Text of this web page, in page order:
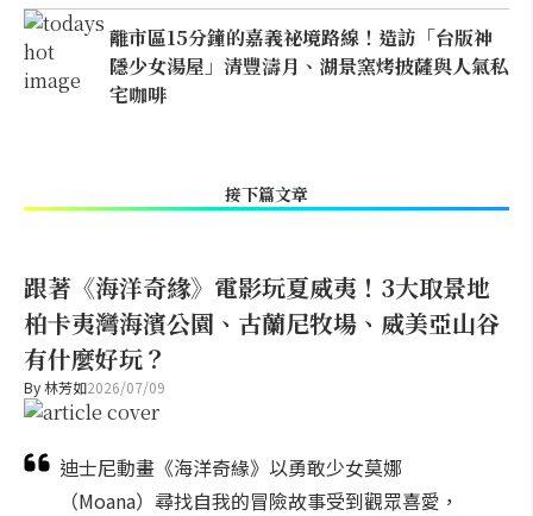
離市區15分鐘的嘉義祕境路線！造訪「台版神
隱少女湯屋」清豐濤月、湖景窯烤披薩與人氣私
宅咖啡
接下篇文章
跟著《海洋奇緣》電影玩夏威夷！3大取景地
柏卡夷灣海濱公園、古蘭尼牧場、威美亞山谷
有什麼好玩？
By林芳如2026/07/09
迪士尼動畫《海洋奇緣》以勇敢少女莫娜
（Moana）尋找自我的冒險故事受到觀眾喜愛，